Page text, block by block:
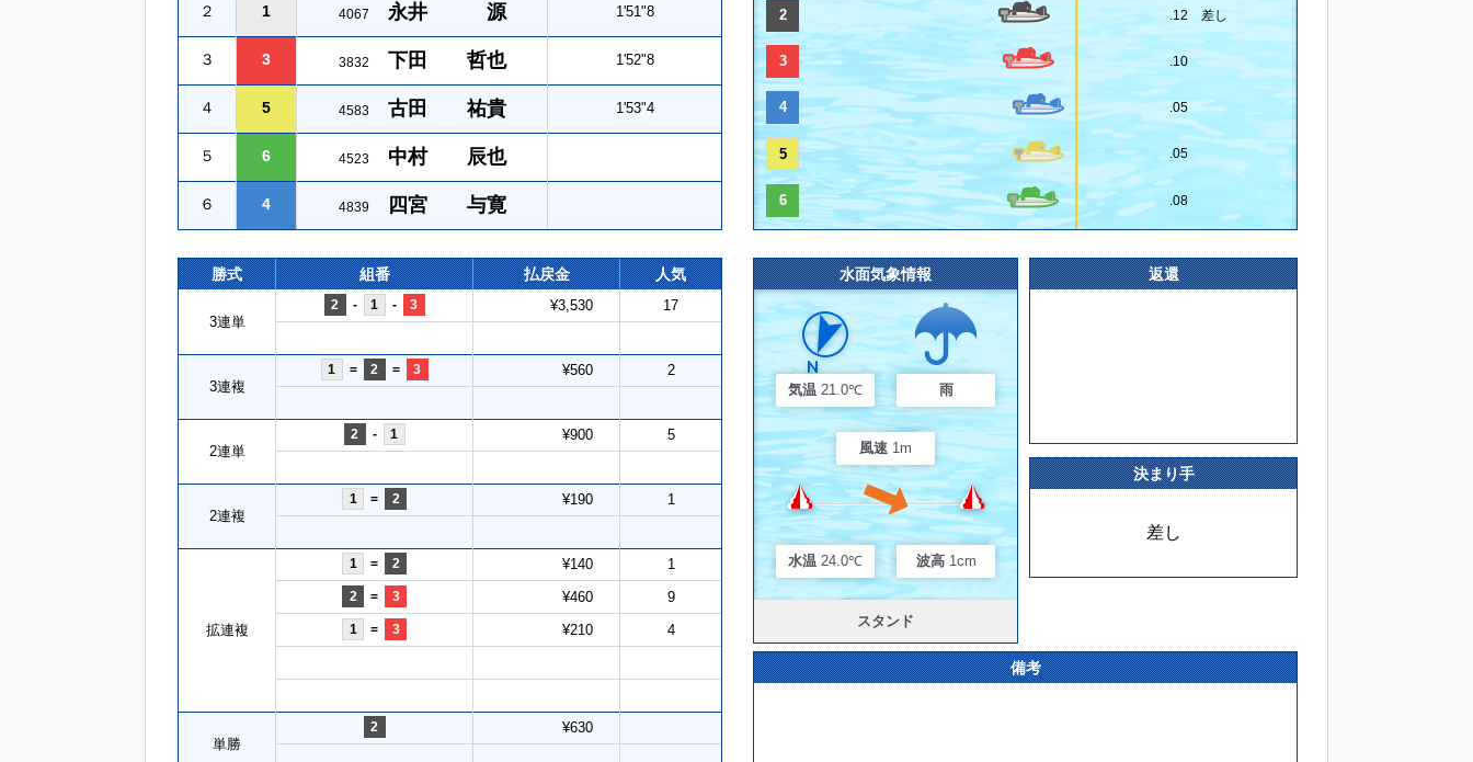
２ 1 4067 永井 源 1'51"8
３ 3 3832 下田 哲也 1'52"8
４ 5 4583 古田 祐貴 1'53"4
５ 6 4523 中村 辰也
６ 4 4839 四宮 与寛
2 .12 差し
3 .10
4 .05
5 .05
6 .08
勝式 組番 払戻金 人気
3連単
2 - 1 - 3 ¥3,530 17
3連複
1 = 2 = 3 ¥560 2
2連単
2 - 1 ¥900 5
2連複
1 = 2 ¥190 1
拡連複
1 = 2 ¥140 1
2 = 3 ¥460 9
1 = 3 ¥210 4
単勝
2 ¥630
水面気象情報
気温 21.0℃ 雨
風速 1m
水温 24.0℃ 波高 1cm
スタンド
返還
決まり手
差し
備考